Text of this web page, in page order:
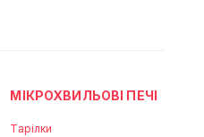
МІКРОХВИЛЬОВІ ПЕЧІ
Тарілки